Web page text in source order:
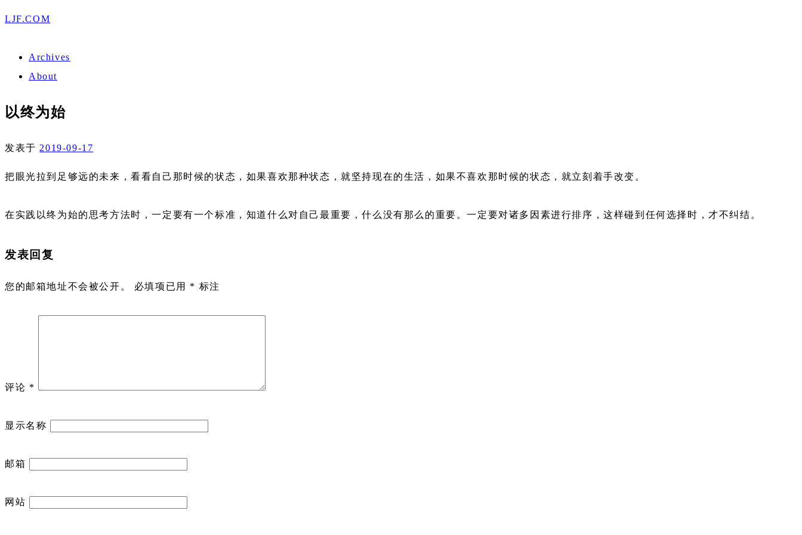
LJF.COM
Archives
About
以终为始
发表于 2019-09-17
把眼光拉到足够远的未来，看看自己那时候的状态，如果喜欢那种状态，就坚持现在的生活，如果不喜欢那时候的状态，就立刻着手改变。
在实践以终为始的思考方法时，一定要有一个标准，知道什么对自己最重要，什么没有那么的重要。一定要对诸多因素进行排序，这样碰到任何选择时，才不纠结。
发表回复
您的邮箱地址不会被公开。 必填项已用 * 标注
评论 *
显示名称
邮箱
网站